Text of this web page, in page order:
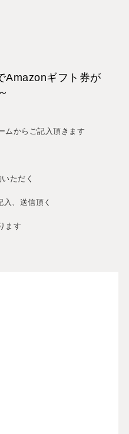
Amazonギフト券が
～
ムからご記入頂きます
ただく
、送信頂く
ます